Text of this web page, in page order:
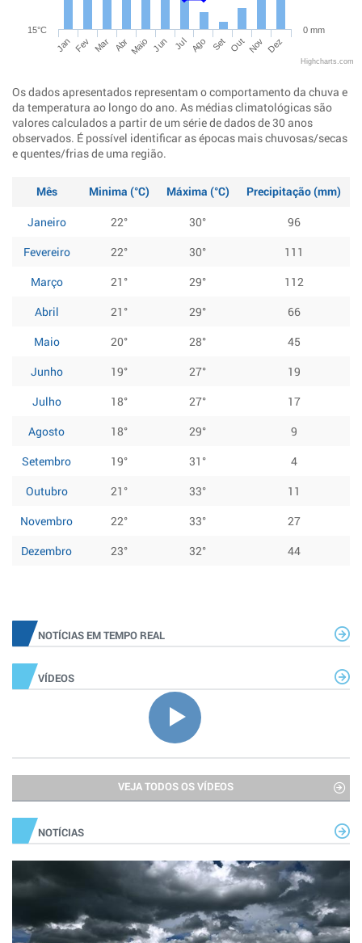
Jan Fev Mar Abr Maio Jun Jul Ago Set Out Nov Dez
15°C 0 mm
Highcharts.com
Os dados apresentados representam o comportamento da chuva e
da temperatura ao longo do ano. As médias climatológicas são
valores calculados a partir de um série de dados de 30 anos
observados. É possível identificar as épocas mais chuvosas/secas
e quentes/frias de uma região.
Mês Minima (°C) Máxima (°C)
Precipitação (mm)
Janeiro
22° 30°
96
Fevereiro
22° 30°
111
Março
21° 29°
112
Abril
21° 29°
66
Maio
20° 28°
45
Junho
19° 27°
19
Julho
18° 27°
17
Agosto
18° 29°
9
Setembro
19° 31°
4
Outubro
21° 33°
11
Novembro
22° 33°
27
Dezembro
23° 32° 44
NOTÍCIAS EM TEMPO REAL
VÍDEOS
VEJA TODOS OS VÍDEOS
NOTÍCIAS